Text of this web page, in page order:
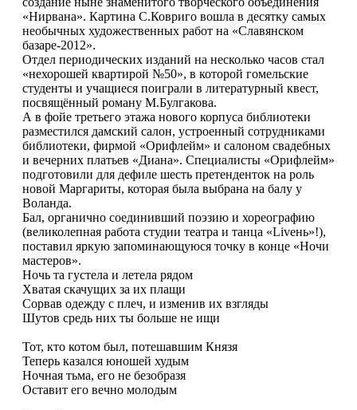
«Нирвана». Картина С.Ковриго вошла в десятку самых
необычных художественных работ на «Славянском
базаре-2012».
Отдел периодических изданий на несколько часов стал
«нехорошей квартирой №50», в которой гомельские
студенты и учащиеся поиграли в литературный квест,
посвящённый роману М.Булгакова.
А в фойе третьего этажа нового корпуса библиотеки
разместился дамский салон, устроенный сотрудниками
библиотеки, фирмой «Орифлейм» и салоном свадебных
и вечерних платьев «Диана». Специалисты «Орифлейм»
подготовили для дефиле шесть претенденток на роль
новой Маргариты, которая была выбрана на балу у
Воланда.
Бал, органично соединивший поэзию и хореографию
(великолепная работа студии театра и танца «Liveнь»!),
поставил яркую запоминающуюся точку в конце «Ночи
мастеров».
Ночь та густела и летела рядом
Хватая скачущих за их плащи
Сорвав одежду с плеч, и изменив их взгляды
Шутов средь них ты больше не ищи
Тот, кто котом был, потешавшим Князя
Теперь казался юношей худым
Ночная тьма, его не безобразя
Оставит его вечно молодым